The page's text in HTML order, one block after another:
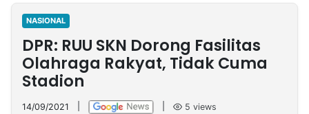
Nasional
International
Olahraga
Entertainment
Daerah
Pariwisata
Kuliner
Kolom
Network
NASIONAL
DPR: RUU SKN Dorong Fasilitas
Olahraga Rakyat, Tidak Cuma
Stadion
14/09/2021 5 views